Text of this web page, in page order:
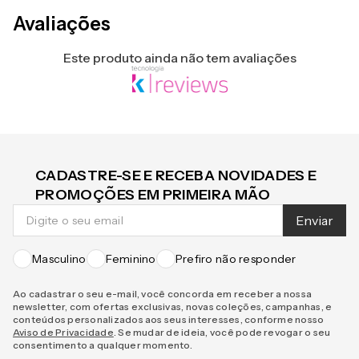
Avaliações
Este produto ainda não tem avaliações
CADASTRE-SE E RECEBA NOVIDADES E
PROMOÇÕES EM PRIMEIRA MÃO
Enviar
Masculino Feminino Prefiro não responder
Ao cadastrar o seu e-mail, você concorda em receber a nossa
newsletter, com ofertas exclusivas, novas coleções, campanhas, e
conteúdos personalizados aos seus interesses, conforme nosso
Aviso de Privacidade . Se mudar de ideia, você pode revogar o seu
consentimento a qualquer momento.